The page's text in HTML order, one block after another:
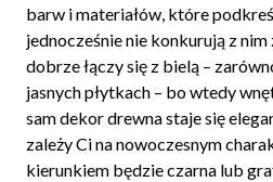
barw i materiałów, które
jednocześnie nie konkurują z
dobrze łączy się z bielą –
jasnych płytkach – bo wtedy
sam dekor drewna staje się
zależy Ci na nowoczesnym
kierunkiem będzie czarna lub